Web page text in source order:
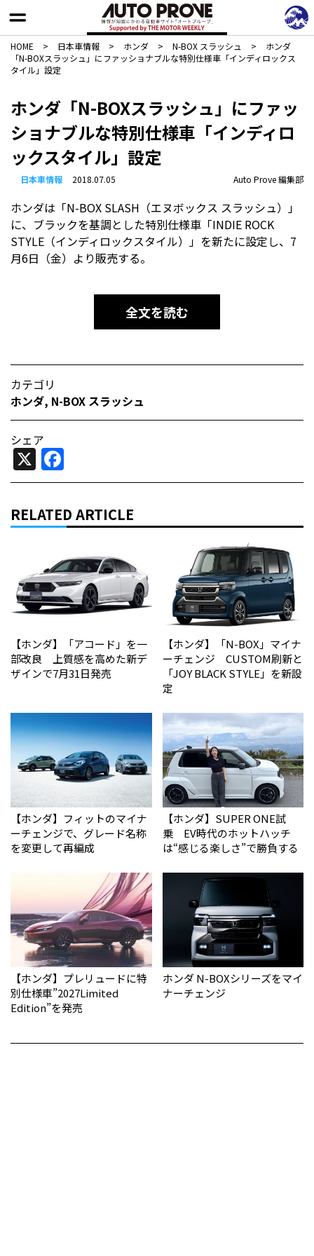
HOME > 日本車情報​ > ホンダ > N-BOX スラッシュ >
ホンダ
「N-BOXスラッシュ」にファッショナブルな特別仕様車「インディロックス
タイル」設定
ホンダ「N-BOXスラッシュ」にファッ
ショナブルな特別仕様車「インディロ
ックスタイル」設定
日本車情報​ 2018.07.05 Auto Prove 編集部
ホンダは「N-BOX SLASH（エヌボックス スラッシュ）」
に、ブラックを基調とした特別仕様車「INDIE ROCK
STYLE（インディロックスタイル）」を新たに設定し、7
月6日（金）より販売する。
全文を読む
カテゴリ
ホンダ, N-BOX スラッシュ
シェア
X
RELATED ARTICLE
【ホンダ】「アコード」を一
部改良 上質感を高めた新デ
ザインで7月31日発売
【ホンダ】「N-BOX」マイナ
ーチェンジ CUSTOM刷新と
「JOY BLACK STYLE」を新設
定
【ホンダ】フィットのマイナ
ーチェンジで、グレード名称
を変更して再編成
【ホンダ】SUPER ONE試
乗 EV時代のホットハッチ
は“感じる楽しさ”で勝負する
【ホンダ】プレリュードに特
別仕様車”2027Limited
Edition”を発売
ホンダ N-BOXシリーズをマイ
ナーチェンジ